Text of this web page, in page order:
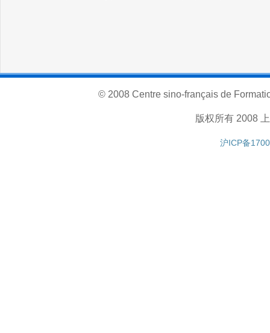
© 2008 Centre sino-français de
版权所有 2008
沪ICP备